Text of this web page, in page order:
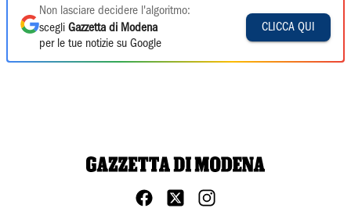
Non lasciare decidere l'algoritmo:
scegli Gazzetta di Modena
per le tue notizie su Google
CLICCA QUI